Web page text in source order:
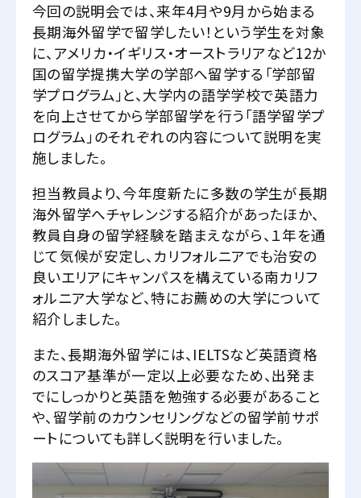
今回の説明会では、来年4月や9月から始まる
長期海外留学で留学したい！という学生を対象
に、アメリカ・イギリス・オーストラリアなど12か
国の留学提携大学の学部へ留学する「学部留
学プログラム」と、大学内の語学学校で英語力
を向上させてから学部留学を行う「語学留学プ
ログラム」のそれぞれの内容について説明を実
施しました。
担当教員より、今年度新たに多数の学生が長期
海外留学へチャレンジする紹介があったほか、
教員自身の留学経験を踏まえながら、１年を通
じて気候が安定し、カリフォルニアでも治安の
良いエリアにキャンパスを構えている南カリフ
ォルニア大学など、特にお薦めの大学について
紹介しました。
また、長期海外留学には、IELTSなど英語資格
のスコア基準が一定以上必要なため、出発ま
でにしっかりと英語を勉強する必要があること
や、留学前のカウンセリングなどの留学前サポ
ートについても詳しく説明を行いました。